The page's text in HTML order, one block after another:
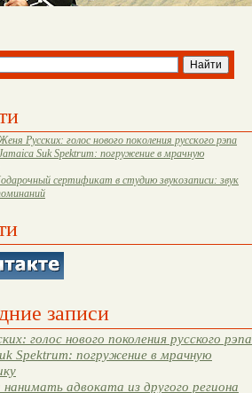
Русских: голос нового поколения русского рэпа
Suk Spektrum: погружение в мрачную
сертификат в студию звукозаписи: звук
записи
голос нового поколения русского рэпа
Spektrum: погружение в мрачную
адвоката из другого региона